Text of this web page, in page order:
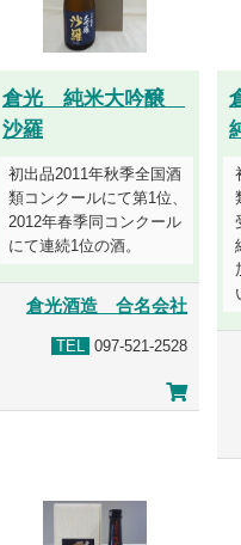
倉光 純米大吟醸
沙羅
初出品2011年秋季全国酒
類コンクールにて第1位、
2012年春季同コンクール
にて連続1位の酒。
倉光酒造 合名会社
TEL 097-521-2528